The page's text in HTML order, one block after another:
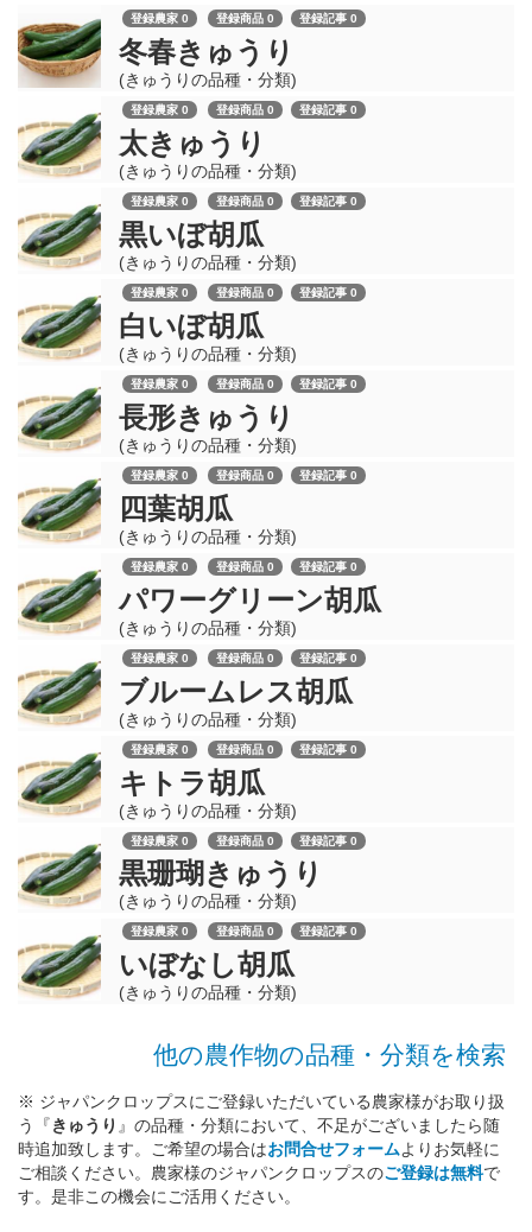
登録農家 0 登録商品 0 登録記事 0
冬春きゅうり
(きゅうりの品種・分類)
登録農家 0 登録商品 0 登録記事 0
太きゅうり
(きゅうりの品種・分類)
登録農家 0 登録商品 0 登録記事 0
黒いぼ胡瓜
(きゅうりの品種・分類)
登録農家 0 登録商品 0 登録記事 0
白いぼ胡瓜
(きゅうりの品種・分類)
登録農家 0 登録商品 0 登録記事 0
長形きゅうり
(きゅうりの品種・分類)
登録農家 0 登録商品 0 登録記事 0
四葉胡瓜
(きゅうりの品種・分類)
登録農家 0 登録商品 0 登録記事 0
パワーグリーン胡瓜
(きゅうりの品種・分類)
登録農家 0 登録商品 0 登録記事 0
ブルームレス胡瓜
(きゅうりの品種・分類)
登録農家 0 登録商品 0 登録記事 0
キトラ胡瓜
(きゅうりの品種・分類)
登録農家 0 登録商品 0 登録記事 0
黒珊瑚きゅうり
(きゅうりの品種・分類)
登録農家 0 登録商品 0 登録記事 0
いぼなし胡瓜
(きゅうりの品種・分類)
他の農作物の品種・分類を検索
※ ジャパンクロップスにご登録いただいている農家様がお取り扱
う『きゅうり 』の品種・分類において、不足がございましたら随
時追加致します。ご希望の場合はお問合せフォームよりお気軽に
ご相談ください。農家様のジャパンクロップスのご登録は無料で
す。是非この機会にご活用ください。